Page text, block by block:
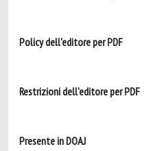
Policy dell'editore per PDF
Restrizioni dell'editore per PDF
Presente in DOAJ